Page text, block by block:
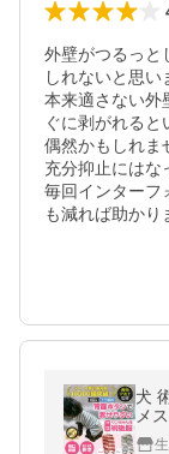
外壁がつるっと
しれないと思い
本来適さない外
ぐに剥がれると
偶然かもしれま
充分抑止にはな
毎回インターフ
も減れば助かり
犬
メ
型